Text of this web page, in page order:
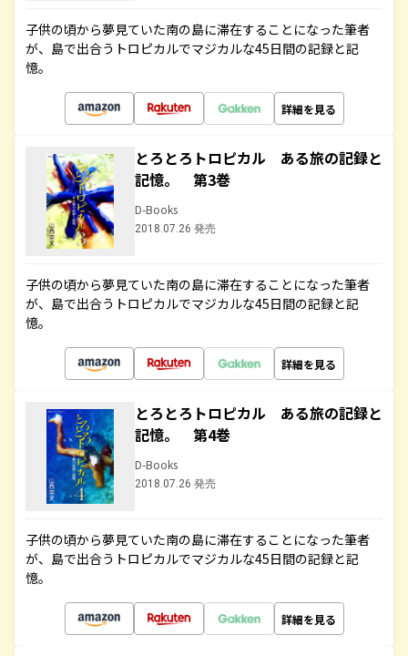
子供の頃から夢見ていた南の島に滞在することになった筆者
が、島で出合うトロピカルでマジカルな45日間の記録と記
憶。
詳細を見る
とろとろトロピカル ある旅の記録と
記憶。 第3巻
D-Books
2018.07.26 発売
子供の頃から夢見ていた南の島に滞在することになった筆者
が、島で出合うトロピカルでマジカルな45日間の記録と記
憶。
詳細を見る
とろとろトロピカル ある旅の記録と
記憶。 第4巻
D-Books
2018.07.26 発売
子供の頃から夢見ていた南の島に滞在することになった筆者
が、島で出合うトロピカルでマジカルな45日間の記録と記
憶。
詳細を見る